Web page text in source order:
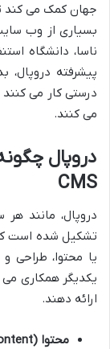
جهان کمک می کند
بسیاری از وب
پیشرفته
درستی کار می
می کنند.
دروپال
CMS
دروپال، مانند
یا محتوا،
یکدیگر همکاری
ارائه دهند.
محتوا (Content):